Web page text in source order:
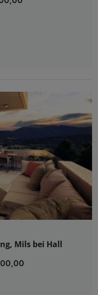
Mils bei Hall